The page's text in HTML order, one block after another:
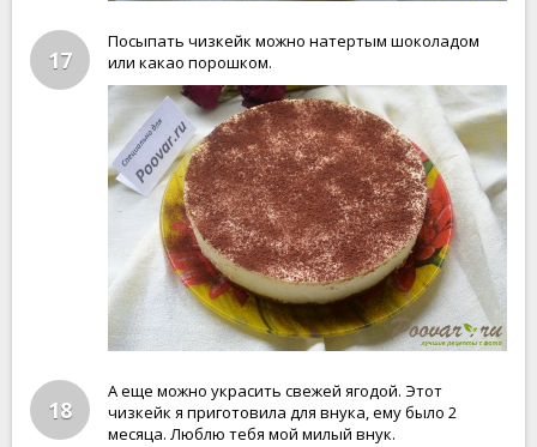
17
Посыпать чизкейк можно натертым шоколадом
или какао порошком.
18
А еще можно украсить свежей ягодой. Этот
чизкейк я приготовила для внука, ему было 2
месяца. Люблю тебя мой милый внук.